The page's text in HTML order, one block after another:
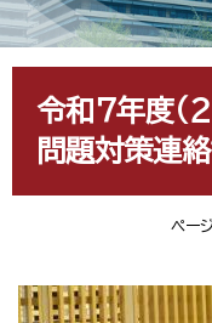
令和７年度（
問題対策連
ペー